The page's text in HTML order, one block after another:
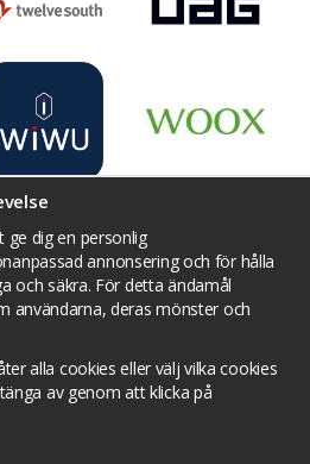
oss
Facebook
sekretesspolicy
Om cookies
inställningar
ge dig en personlig
annonsering och för hålla
och säkra. För detta ändamål
användarna, deras mönster och
alla cookies eller välj vilka cookies
av genom att klicka på